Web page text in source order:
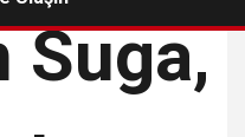
Suga,